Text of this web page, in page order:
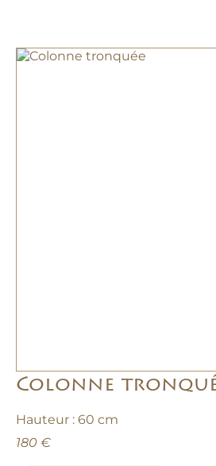
Colonne
Hauteur : 60 cm
180 €